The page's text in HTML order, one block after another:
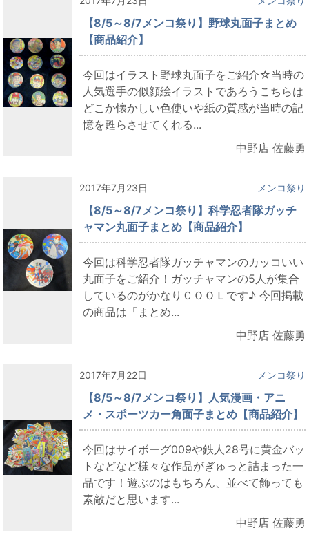
【8/5～8/7メンコ祭り】野球丸面子まとめ
【商品紹介】
今回はイラスト野球丸面子をご紹介☆当時の
人気選手の似顔絵イラストであろうこちらは
どこか懐かしい色使いや紙の質感が当時の記
憶を甦らさせてくれる...
中野店 佐藤勇
2017年7月23日 メンコ祭り
【8/5～8/7メンコ祭り】科学忍者隊ガッチ
ャマン丸面子まとめ【商品紹介】
今回は科学忍者隊ガッチャマンのカッコいい
丸面子をご紹介！ガッチャマンの5人が集合
しているのがかなりＣＯＯＬです♪ 今回掲載
の商品は「まとめ...
中野店 佐藤勇
2017年7月22日 メンコ祭り
【8/5～8/7メンコ祭り】人気漫画・アニ
メ・スポーツカー角面子まとめ【商品紹介】
今回はサイボーグ009や鉄人28号に黄金バッ
トなどなど様々な作品がぎゅっと詰まった一
品です！遊ぶのはもちろん、並べて飾っても
素敵だと思います...
中野店 佐藤勇